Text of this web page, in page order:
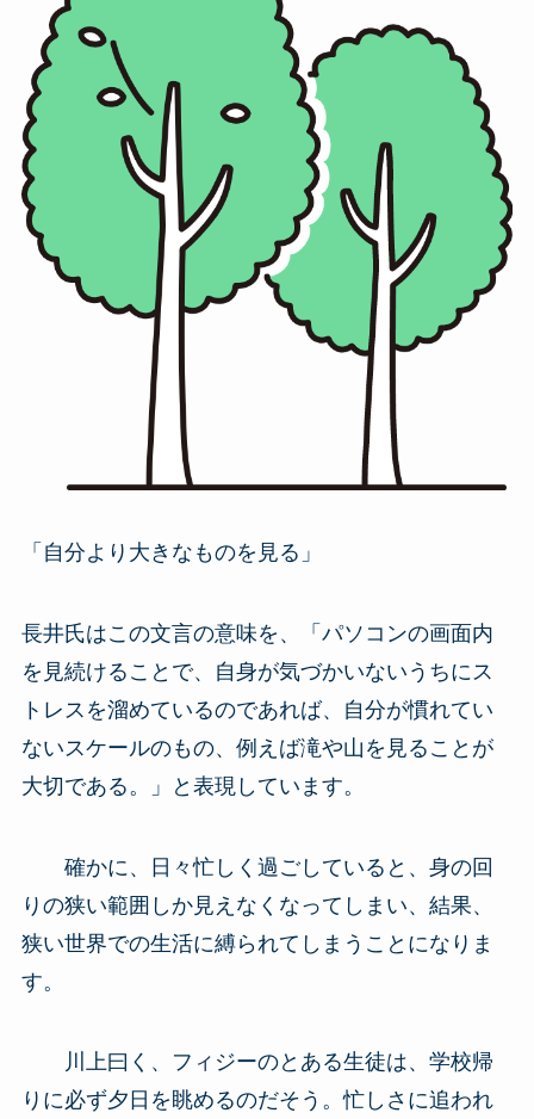
「自分より大きなものを見る」
長井氏はこの文言の意味を、「パソコンの画面内
を見続けることで、自身が気づかいないうちにス
トレスを溜めているのであれば、自分が慣れてい
ないスケールのもの、例えば滝や山を見ることが
大切である。」と表現しています。
確かに、日々忙しく過ごしていると、身の回
りの狭い範囲しか見えなくなってしまい、結果、
狭い世界での生活に縛られてしまうことになりま
す。
川上曰く、フィジーのとある生徒は、学校帰
りに必ず夕日を眺めるのだそう。忙しさに追われ